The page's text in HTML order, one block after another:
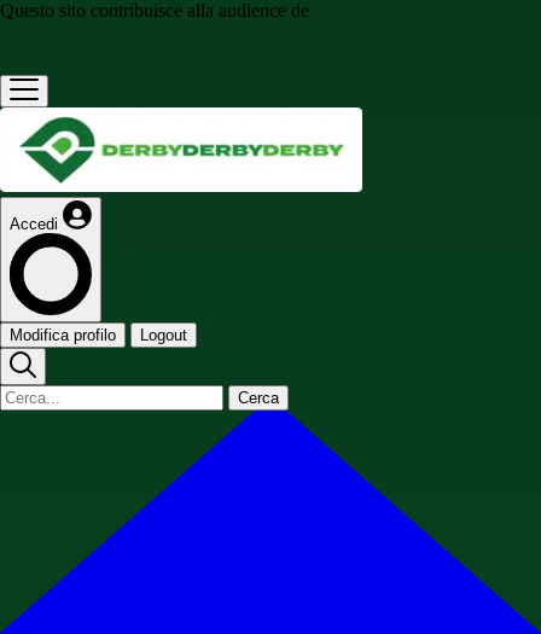
Questo sito contribuisce alla audience de
Accedi
Modifica profilo Logout
Cerca